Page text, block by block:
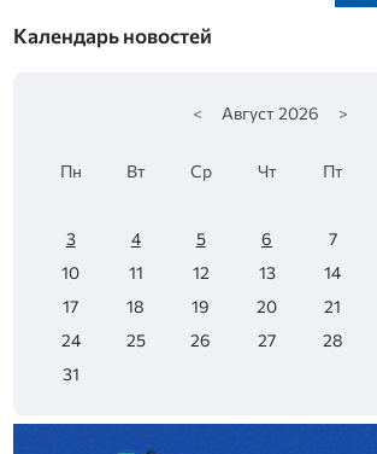
Календарь новостей
< Август 2026 >
Пн Вт Ср Чт Пт
3
4 5 6 7
10
11 12 13 14
17
18 19 20 21
24
25 26 27 28
31